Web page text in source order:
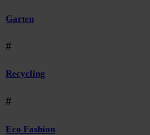
Garten
#
Recycling
#
Eco Fashion